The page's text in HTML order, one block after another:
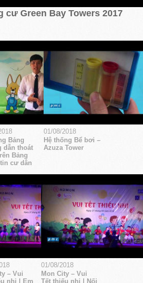
cư Green Bay Towers 2017
Bảng
dẫn thoát
Bảng
cư dân
01/08/2018
Hệ thống Bể bơi –
Azuza Tower
– Vui
nhi | Em
01/08/2018
Mon City – Vui
Tết thiếu nhi | Nối